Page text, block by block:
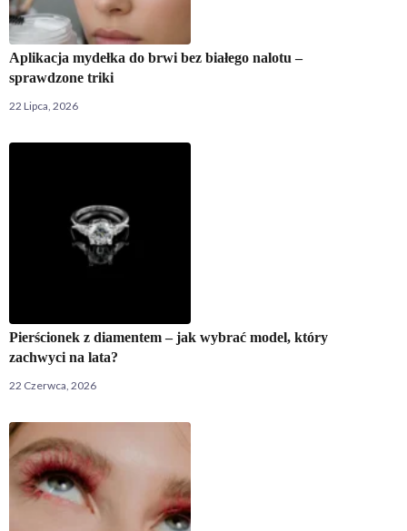
Aplikacja mydełka do brwi bez białego nalotu –
sprawdzone triki
22 Lipca, 2026
Pierścionek z diamentem – jak wybrać model, który
zachwyci na lata?
22 Czerwca, 2026